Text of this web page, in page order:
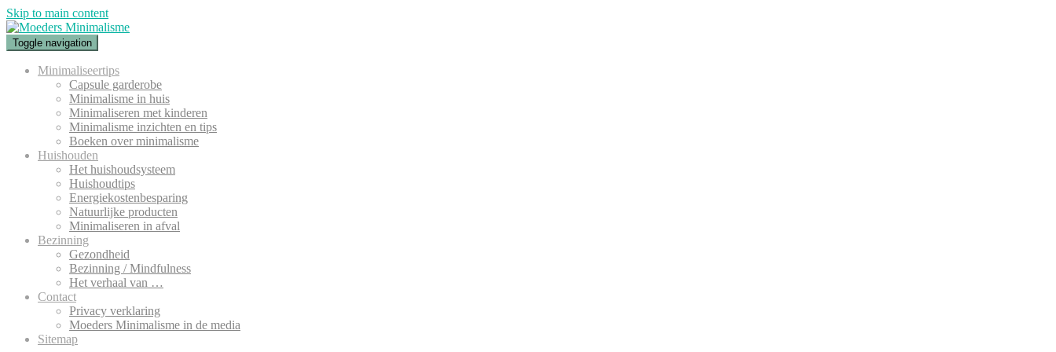
Skip to main content
Toggle navigation
Minimaliseertips
Capsule garderobe
Minimalisme in huis
Minimaliseren met kinderen
Minimalisme inzichten en tips
Boeken over minimalisme
Huishouden
Het huishoudsysteem
Huishoudtips
Energiekostenbesparing
Natuurlijke producten
Minimaliseren in afval
Bezinning
Gezondheid
Bezinning / Mindfulness
Het verhaal van …
Contact
Privacy verklaring
Moeders Minimalisme in de media
Sitemap